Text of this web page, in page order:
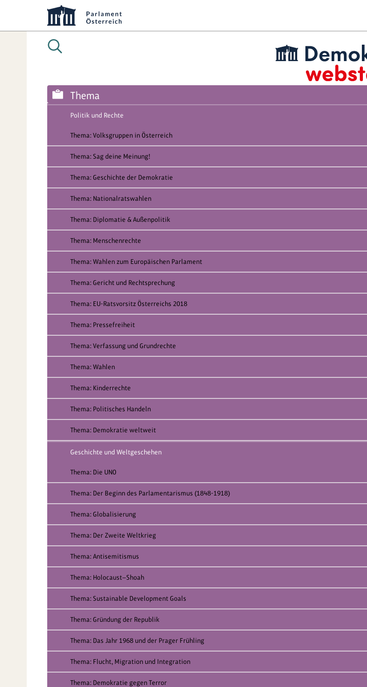
Thema
Politik und Rechte
Thema: Volksgruppen in Österreich
Thema: Sag deine Meinung!
Thema: Geschichte der Demokratie
Thema: Nationalratswahlen
Thema: Diplomatie & Außenpolitik
Thema: Menschenrechte
Thema: Wahlen zum Europäischen Parlament
Thema: Gericht und Rechtsprechung
Thema: EU-Ratsvorsitz Österreichs 2018
Thema: Pressefreiheit
Thema: Verfassung und Grundrechte
Thema: Wahlen
Thema: Kinderrechte
Thema: Politisches Handeln
Thema: Demokratie weltweit
Geschichte und Weltgeschehen
Thema: Die UNO
Thema: Der Beginn des Parlamentarismus (1848-1918)
Thema: Globalisierung
Thema: Der Zweite Weltkrieg
Thema: Antisemitismus
Thema: Holocaust—Shoah
Thema: Sustainable Development Goals
Thema: Gründung der Republik
Thema: Das Jahr 1968 und der Prager Frühling
Thema: Flucht, Migration und Integration
Thema: Demokratie gegen Terror